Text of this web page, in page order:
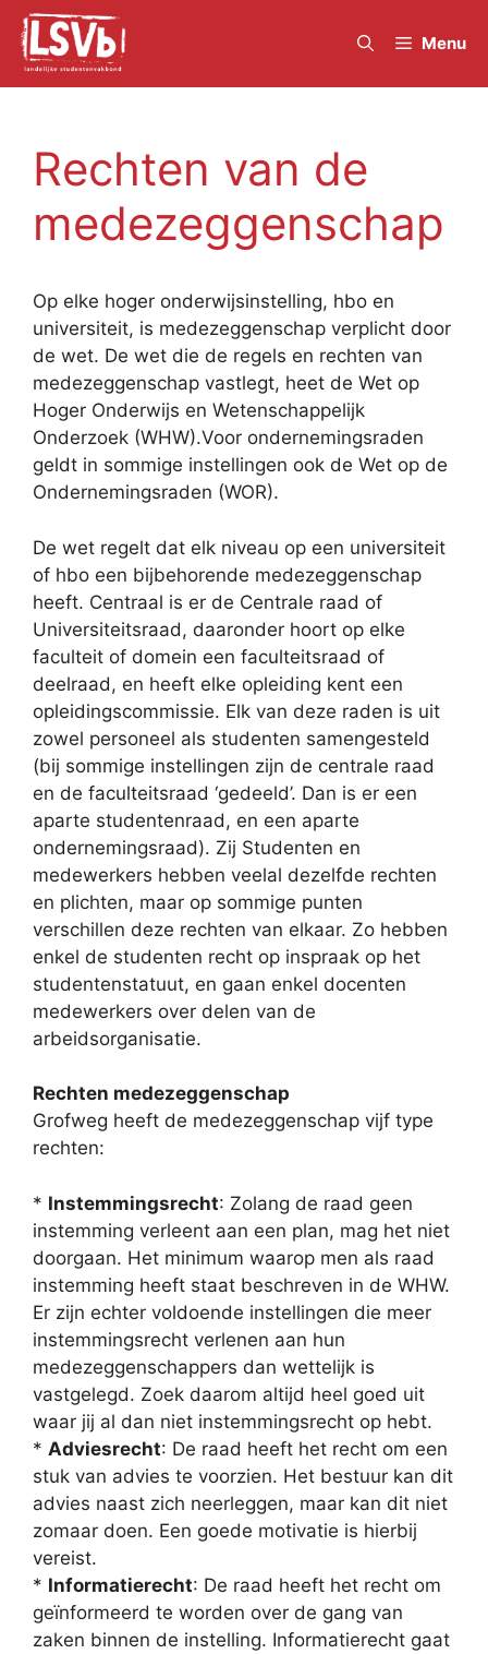
Skip
content
Menu
Rechten van de
medezeggenschap
Op elke hoger onderwijsinstelling, hbo en
universiteit, is medezeggenschap verplicht door
de wet. De wet die de regels en rechten van
medezeggenschap vastlegt, heet de Wet op
Hoger Onderwijs en Wetenschappelijk
Onderzoek (WHW).Voor ondernemingsraden
geldt in sommige instellingen ook de Wet op de
Ondernemingsraden (WOR).
De wet regelt dat elk niveau op een universiteit
of hbo een bijbehorende medezeggenschap
heeft. Centraal is er de Centrale raad of
Universiteitsraad, daaronder hoort op elke
faculteit of domein een faculteitsraad of
deelraad, en heeft elke opleiding kent een
opleidingscommissie. Elk van deze raden is uit
zowel personeel als studenten samengesteld
(bij sommige instellingen zijn de centrale raad
en de faculteitsraad ‘gedeeld’. Dan is er een
aparte studentenraad, en een aparte
ondernemingsraad). Zij Studenten en
medewerkers hebben veelal dezelfde rechten
en plichten, maar op sommige punten
verschillen deze rechten van elkaar. Zo hebben
enkel de studenten recht op inspraak op het
studentenstatuut, en gaan enkel docenten
medewerkers over delen van de
arbeidsorganisatie.
Rechten medezeggenschap
Grofweg heeft de medezeggenschap vijf type
rechten:
* Instemmingsrecht: Zolang de raad geen
instemming verleent aan een plan, mag het niet
doorgaan. Het minimum waarop men als raad
instemming heeft staat beschreven in de WHW.
Er zijn echter voldoende instellingen die meer
instemmingsrecht verlenen aan hun
medezeggenschappers dan wettelijk is
vastgelegd. Zoek daarom altijd heel goed uit
waar jij al dan niet instemmingsrecht op hebt.
* Adviesrecht: De raad heeft het recht om een
stuk van advies te voorzien. Het bestuur kan dit
advies naast zich neerleggen, maar kan dit niet
zomaar doen. Een goede motivatie is hierbij
vereist.
* Informatierecht: De raad heeft het recht om
geïnformeerd te worden over de gang van
zaken binnen de instelling. Informatierecht gaat